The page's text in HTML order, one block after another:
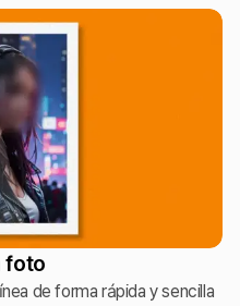
foto
de forma rápida y sencilla